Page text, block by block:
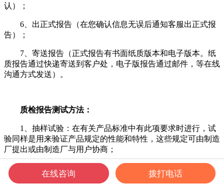
认）；
6、出正式报告（在您确认信息无误后通知客服出正式报
告）；
7、寄送报告（正式报告有书面纸质版本和电子版本。纸
质报告通过快递寄送到客户处，电子版报告通过邮件，等在线
沟通方式发送）。
质检报告测试方法：
1、抽样试验：在有关产品标准中有此项要求时进行，试
验同样是用来验证产品规定的性能和特性，这些规定可由制造
厂提出或由制造厂与用户协商；
2、试验：可根据有关产品标准及制造厂与用户协议进
行，以满足市场对产品的多样化需求；
在线咨询 拨打电话